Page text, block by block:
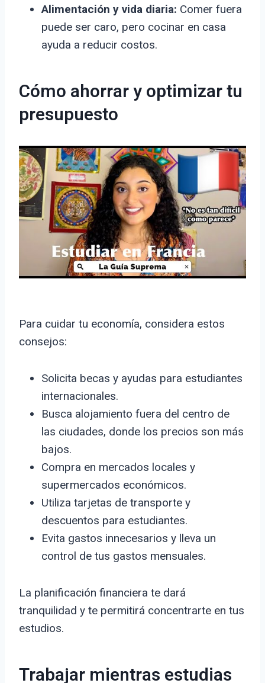
Alimentación y vida diaria: Comer fuera
puede ser caro, pero cocinar en casa
ayuda a reducir costos.
Cómo ahorrar y optimizar tu
presupuesto
Para cuidar tu economía, considera estos
consejos:
Solicita becas y ayudas para estudiantes
internacionales.
Busca alojamiento fuera del centro de
las ciudades, donde los precios son más
bajos.
Compra en mercados locales y
supermercados económicos.
Utiliza tarjetas de transporte y
descuentos para estudiantes.
Evita gastos innecesarios y lleva un
control de tus gastos mensuales.
La planificación financiera te dará
tranquilidad y te permitirá concentrarte en tus
estudios.
Trabajar mientras estudias